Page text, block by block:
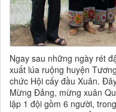
Ngay sau những ngày rét
xuất lúa ruộng huyện
chức Hội cấy đầu Xuân.
Mừng Đảng, mừng xuân
lập 1 đội gồm 6 người,